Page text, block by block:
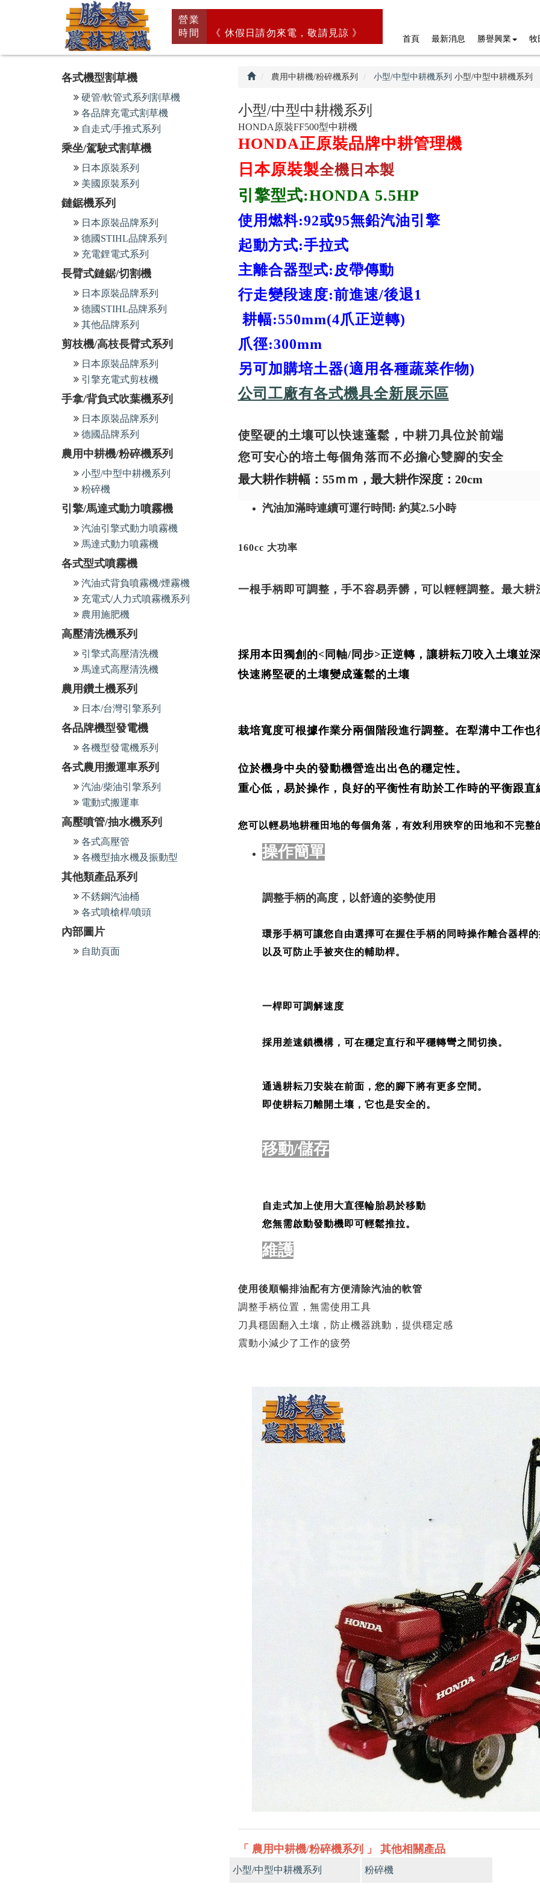
回
首
頁
營業
時間
《 休假日請勿來電，敬請見諒 》
首頁 最新消息 勝譽興業 牧
各式機型割草機
硬管/軟管式系列割草機
各品牌充電式割草機
自走式/手推式系列
乘坐/駕駛式割草機
日本原裝系列
美國原裝系列
鏈鋸機系列
日本原裝品牌系列
德國STIHL品牌系列
充電鋰電式系列
長臂式鏈鋸/切割機
日本原裝品牌系列
德國STIHL品牌系列
其他品牌系列
剪枝機/高枝長臂式系列
日本原裝品牌系列
引擎充電式剪枝機
手拿/背負式吹葉機系列
日本原裝品牌系列
德國品牌系列
農用中耕機/粉碎機系列
小型/中型中耕機系列
粉碎機
引擎/馬達式動力噴霧機
汽油引擎式動力噴霧機
馬達式動力噴霧機
各式型式噴霧機
汽油式背負噴霧機/煙霧機
充電式/人力式噴霧機系列
農用施肥機
高壓清洗機系列
引擎式高壓清洗機
馬達式高壓清洗機
農用鑽土機系列
日本/台灣引擎系列
各品牌機型發電機
各機型發電機系列
各式農用搬運車系列
汽油/柴油引擎系列
電動式搬運車
高壓噴管/抽水機系列
各式高壓管
各機型抽水機及振動型
其他類產品系列
不銹鋼汽油桶
各式噴槍桿/噴頭
內部圖片
自助頁面
農用中耕機/粉碎機系列 小型/中型中耕機系列 小型/中型中耕機系列
小型/中型中耕機系列
HONDA原裝FF500型中耕機
HONDA正原裝品牌中耕管理機
日本原裝製全機日本製
引擎型式:HONDA 5.5HP
使用燃料:92或95無鉛汽油引擎
起動方式:手拉式
主離合器型式:皮帶傳動
行走變段速度:前進速/後退1
耕幅:550mm(4爪正逆轉)
爪徑:300mm
另可加購培土器(適用各種蔬菜作物)
公司工廠有各式機具全新展示區
使堅硬的土壤可以快速蓬鬆，中耕刀具位於前端
您可安心的培土每個角落而不必擔心雙腳的安全
最大耕作耕幅：55ｍｍ， 最大耕作深度：20cm
汽油加滿時連續可運行時間: 約莫2.5小時
160cc 大功率
一根手柄即可調整， 手不容易弄髒，可以輕輕調整。最大耕
採用本田獨創的<同軸/同步>正逆轉，讓耕耘刀咬入土壤並深
快速將堅硬的土壤變成蓬鬆的土壤
栽培寬度可根據作業分兩個階段進行調整。在犁溝中工作也
位於機身中央的發動機營造出出色的穩定性。
重心低，易於操作，良好的平衡性有助於工作時的平衡跟直
您可以輕易地耕種田地的每個角落，有效利用狹窄的田地和不完整
操作簡單
調整手柄的高度，以舒適的姿勢使用
環形手柄可讓您自由選擇可在握住手柄的同時操作離合器桿
以及可防止手被夾住的輔助桿。
一桿即可調解速度
採用差速鎖機構，可在穩定直行和平穩轉彎之間切換。
通過耕耘刀安裝在前面，您的腳下將有更多空間。
即使耕耘刀離開土壤，它也是安全的。
移動/儲存
自走式加上使用大直徑輪胎易於移動
您無需啟動發動機即可輕鬆推拉。
維護
使用後順暢排油配有方便清除汽油的軟管
調整手柄位置，無需使用工具
刀具穩固翻入土壤，防止機器跳動，提供穩定感
震動小減少了工作的疲勞
「 農用中耕機/粉碎機系列 」 其他相關產品
小型/中型中耕機系列 粉碎機